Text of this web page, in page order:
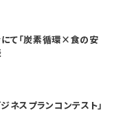
て「炭素循環×食の安
ネスプランコンテスト」